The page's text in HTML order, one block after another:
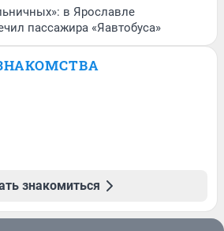
в Ярославле
пассажира «Яавтобуса»
знакомиться